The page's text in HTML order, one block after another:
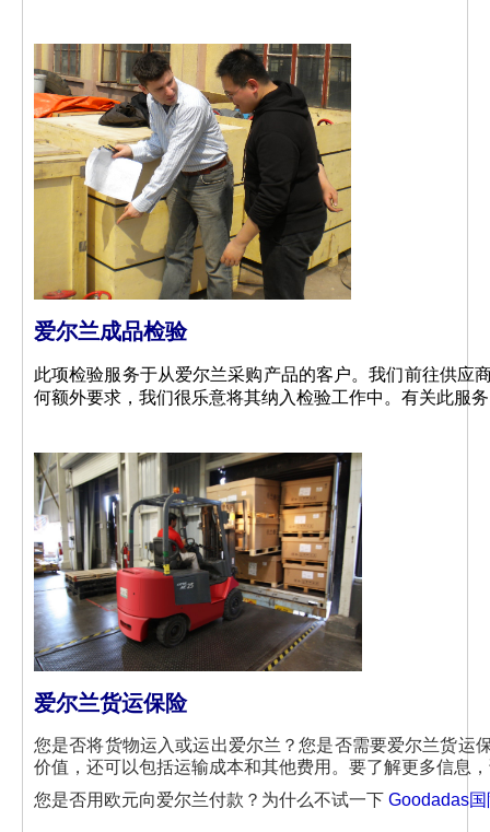
爱尔兰成品检验
此项检验服务于从爱尔兰采购产品的客户。我们前往供应
何额外要求，我们很乐意将其纳入检验工作中。有关此服
爱尔兰货运保险
您是否将货物运入或运出爱尔兰？您是否需要爱尔兰货运
价值，还可以包括运输成本和其他费用。要了解更多信息
您是否用欧元向爱尔兰付款？为什么不试一下 Goodadas